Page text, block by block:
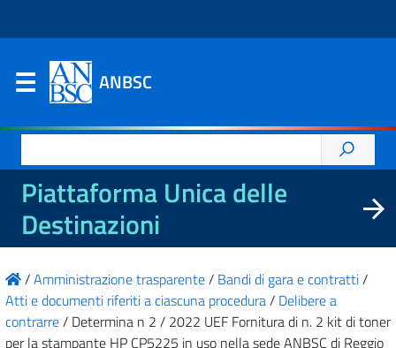
ANBSC
per:
Piattaforma Unica delle
Destinazioni
/Amministrazione trasparente/ Bandi di gara e contratti/
Atti e documenti riferiti a ciascuna procedura/ Delibere a
contrarre/ Determina n 2 / 2022 UEF Fornitura di n. 2 kit di toner
per la stampante HP CP5225 in uso nella sede ANBSC di Reggio